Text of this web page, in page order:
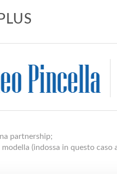
partnership;
(indossa in questo